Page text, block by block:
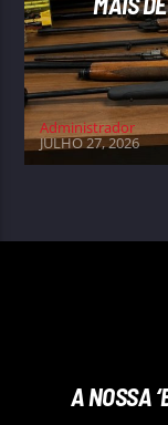
Administrador
JULHO 27, 2026
A NOSSA